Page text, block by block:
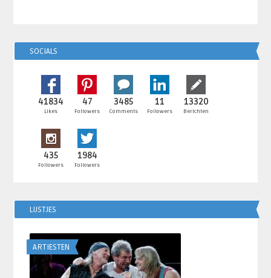
SOCIALS
41834
Likes
47
Followers
3485
Comments
11
Followers
13320
Berichten
435
Followers
1984
Followers
LIJSTJES
ARTIESTEN